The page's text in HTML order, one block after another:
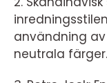
användning
neutrala färger.